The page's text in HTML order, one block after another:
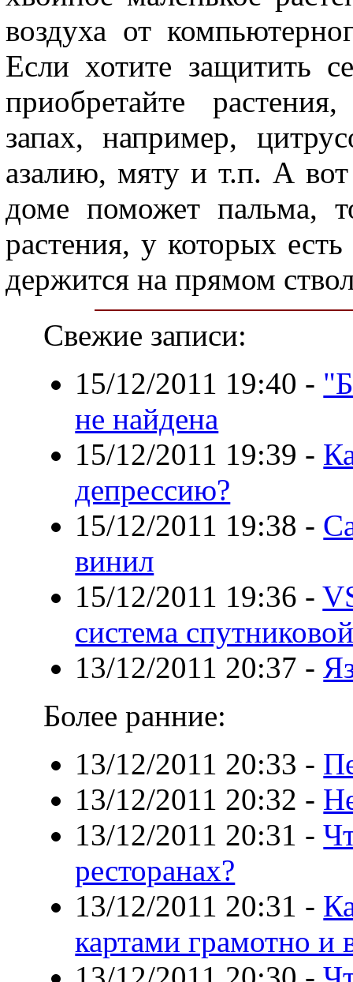
воздуха от
Если хотите защитить
приобретайте
запах, например,
азалию, мяту и т.п. А вот
доме поможет пальма,
растения, у которых
держится на прямом
Свежие записи:
15/12/2011 19:40 -
не найдена
15/12/2011 19:39 -
депрессию?
15/12/2011 19:38 -
винил
15/12/2011 19:36 -
система
13/12/2011 20:37 -
Более ранние:
13/12/2011 20:33 -
13/12/2011 20:32 -
13/12/2011 20:31 -
ресторанах?
13/12/2011 20:31 -
картами грамотно и